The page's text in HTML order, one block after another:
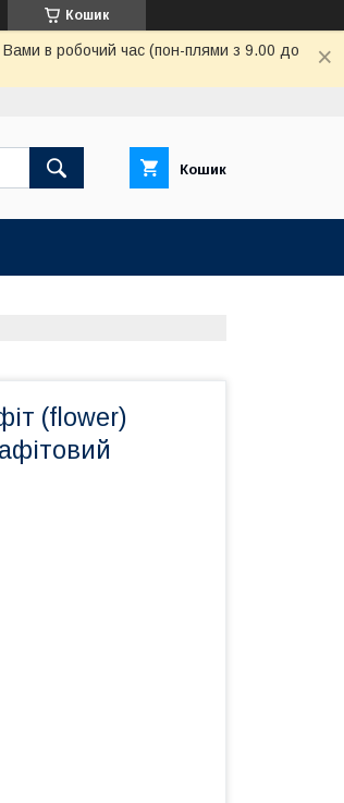
Кошик
в робочий час (пон-плями з 9.00 до
Кошик
(flower)